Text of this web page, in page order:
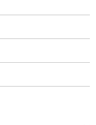
легкость и
сократить
а также
благодаря